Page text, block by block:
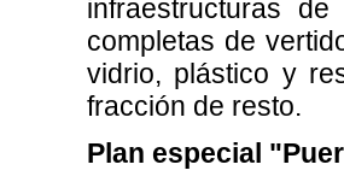
infraestructuras
completas de
vidrio, plástico y
fracción de resto.
Plan especial